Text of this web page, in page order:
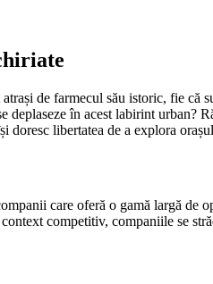
de farmecul său istoric, fie că
în acest labirint urban?
doresc libertatea de a explora
care oferă o gamă largă de
competitiv, companiile se